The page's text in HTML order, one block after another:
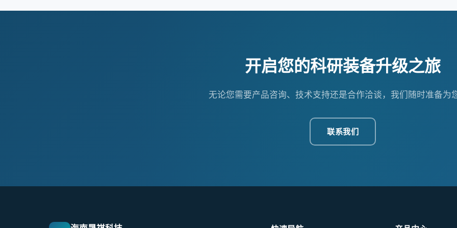
开启您的科研装备升级之旅
无论您需要产品咨询、技术支持还是合作洽谈，我们随时准备为
联系我们